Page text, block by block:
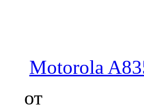
Motorola
от